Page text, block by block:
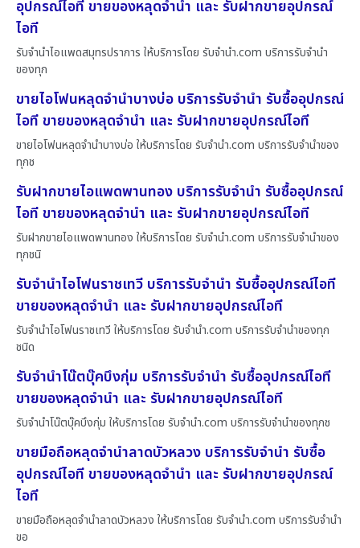
อุปกรณ์ไอที ขายของหลุดจำนำ และ รับฝากขายอุปกรณ์
ไอที
รับจำนำไอแพดสมุทรปราการ ให้บริการโดย รับจํานํา.com บริการรับจำนำ
ของทุก
ขายไอโฟนหลุดจำนำบางบ่อ บริการรับจำนำ รับซื้ออุปกรณ์
ไอที ขายของหลุดจำนำ และ รับฝากขายอุปกรณ์ไอที
ขายไอโฟนหลุดจำนำบางบ่อ ให้บริการโดย รับจํานํา.com บริการรับจำนำของ
ทุกช
รับฝากขายไอแพดพานทอง บริการรับจำนำ รับซื้ออุปกรณ์
ไอที ขายของหลุดจำนำ และ รับฝากขายอุปกรณ์ไอที
รับฝากขายไอแพดพานทอง ให้บริการโดย รับจํานํา.com บริการรับจำนำของ
ทุกชนิ
รับจำนำไอโฟนราชเทวี บริการรับจำนำ รับซื้ออุปกรณ์ไอที
ขายของหลุดจำนำ และ รับฝากขายอุปกรณ์ไอที
รับจำนำไอโฟนราชเทวี ให้บริการโดย รับจํานํา.com บริการรับจำนำของทุก
ชนิด
รับจำนำโน๊ตบุ๊คบึงกุ่ม บริการรับจำนำ รับซื้ออุปกรณ์ไอที
ขายของหลุดจำนำ และ รับฝากขายอุปกรณ์ไอที
รับจำนำโน๊ตบุ๊คบึงกุ่ม ให้บริการโดย รับจํานํา.com บริการรับจำนำของทุกช
ขายมือถือหลุดจำนำลาดบัวหลวง บริการรับจำนำ รับซื้อ
อุปกรณ์ไอที ขายของหลุดจำนำ และ รับฝากขายอุปกรณ์
ไอที
ขายมือถือหลุดจำนำลาดบัวหลวง ให้บริการโดย รับจํานํา.com บริการรับจำนำ
ขอ